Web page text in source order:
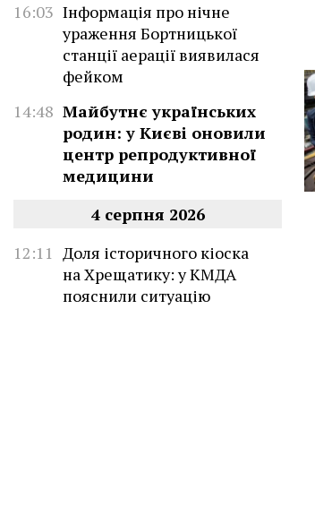
16:03 Інформація про нічне
ураження Бортницької
станції аерації виявилася
фейком
14:48 Майбутнє українських
родин: у Києві оновили
центр репродуктивної
медицини
4 серпня 2026
12:11 Доля історичного кіоска
на Хрещатику: у КМДА
пояснили ситуацію